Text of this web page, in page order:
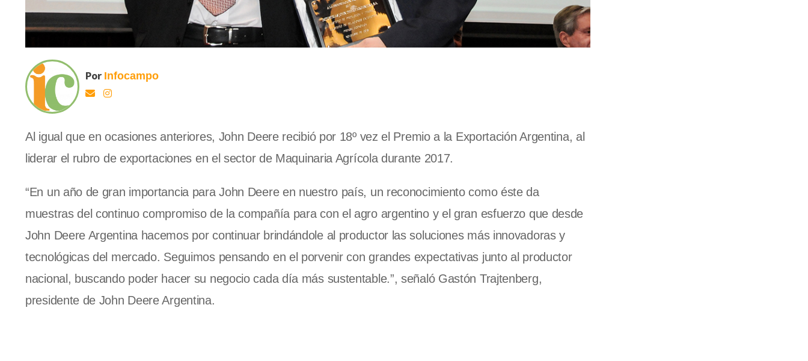
Por Infocampo
Al igual que en ocasiones anteriores, John Deere recibió por 18º vez el Premio a la Exportación Argentina, al
liderar el rubro de exportaciones en el sector de Maquinaria Agrícola durante 2017.
“En un año de gran importancia para John Deere en nuestro país, un reconocimiento como éste da
muestras del continuo compromiso de la compañía para con el agro argentino y el gran esfuerzo que desde
John Deere Argentina hacemos por continuar brindándole al productor las soluciones más innovadoras y
tecnológicas del mercado. Seguimos pensando en el porvenir con grandes expectativas junto al productor
nacional, buscando poder hacer su negocio cada día más sustentable.”, señaló Gastón Trajtenberg,
presidente de John Deere Argentina.